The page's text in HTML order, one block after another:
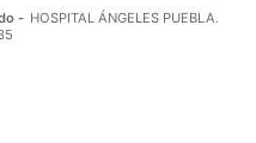
- HOSPITAL ÁNGELES PUEBLA.